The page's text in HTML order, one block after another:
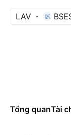
LAV
Tổng quanTài